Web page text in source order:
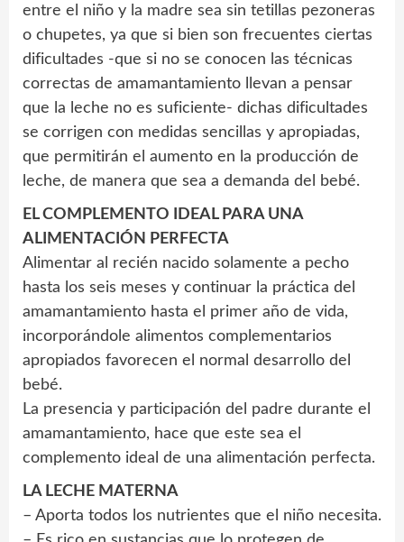
entre el niño y la madre sea sin tetillas pezoneras
o chupetes, ya que si bien son frecuentes ciertas
dificultades -que si no se conocen las técnicas
correctas de amamantamiento llevan a pensar
que la leche no es suficiente- dichas dificultades
se corrigen con medidas sencillas y apropiadas,
que permitirán el aumento en la producción de
leche, de manera que sea a demanda del bebé.
EL COMPLEMENTO IDEAL PARA UNA
ALIMENTACIÓN PERFECTA
Alimentar al recién nacido solamente a pecho
hasta los seis meses y continuar la práctica del
amamantamiento hasta el primer año de vida,
incorporándole alimentos complementarios
apropiados favorecen el normal desarrollo del
bebé.
La presencia y participación del padre durante el
amamantamiento, hace que este sea el
complemento ideal de una alimentación perfecta.
LA LECHE MATERNA
– Aporta todos los nutrientes que el niño necesita.